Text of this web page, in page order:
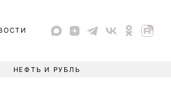
НЕФТЬ И РУБЛЬ